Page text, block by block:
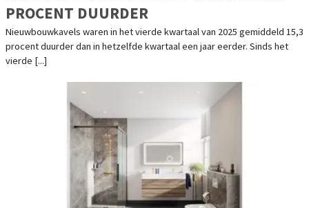
PROCENT DUURDER
Nieuwbouwkavels waren in het vierde kwartaal van 2025 gemiddeld 15,3
procent duurder dan in hetzelfde kwartaal een jaar eerder. Sinds het
vierde [...]